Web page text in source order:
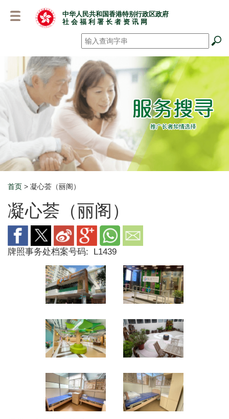
中华人民共和国香港特别行政区政府
社 会 福 利 署 长 者 资 讯 网
搜寻 *
Breadcrumb
首页 > 凝心荟（丽阁）
凝心荟（丽阁）
牌照事务处档案号码: L1439